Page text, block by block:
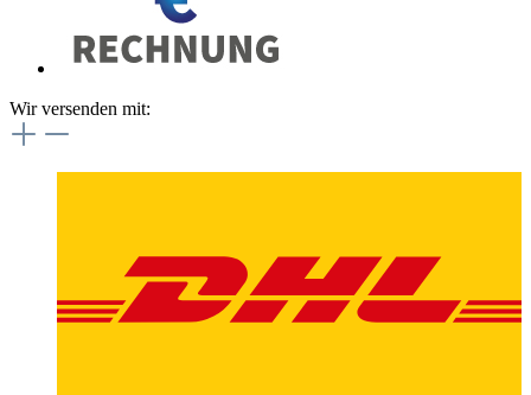
Wir versenden mit: